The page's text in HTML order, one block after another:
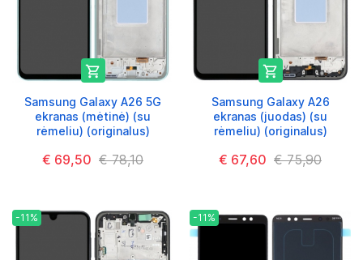

Samsung Galaxy A26 5G
ekranas (mėtinė) (su
rėmeliu) (originalus)
€ 69,50 € 78,10

Samsung Galaxy A26
ekranas (juodas) (su
rėmeliu) (originalus)
€ 67,60 € 75,90
-11% -11%